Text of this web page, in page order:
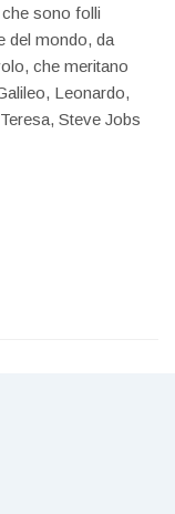
sono folli
del mondo, da
che meritano
Leonardo,
Steve Jobs